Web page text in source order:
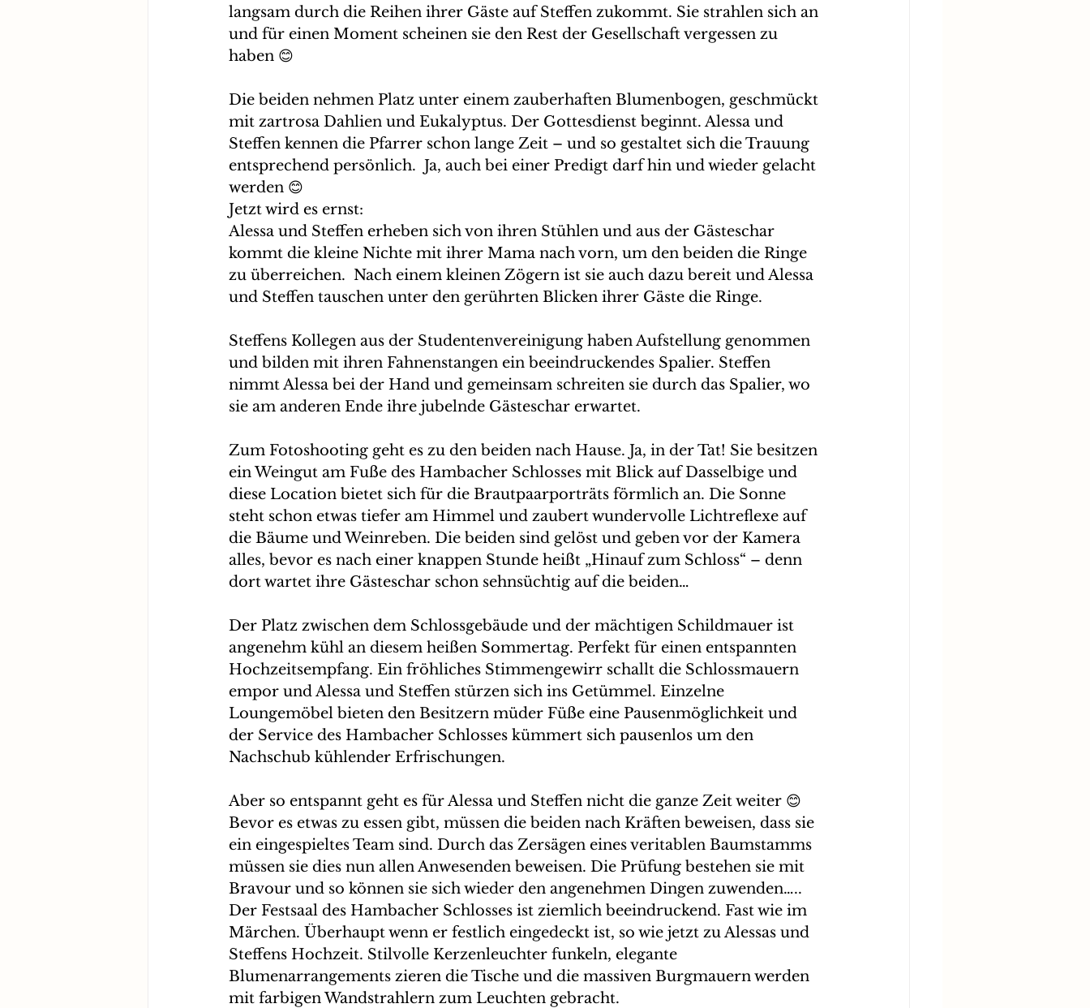
langsam durch die Reihen ihrer Gäste auf Steffen zukommt. Sie strahlen sich an
und für einen Moment scheinen sie den Rest der Gesellschaft vergessen zu
haben 😊
Die beiden nehmen Platz unter einem zauberhaften Blumenbogen, geschmückt
mit zartrosa Dahlien und Eukalyptus. Der Gottesdienst beginnt. Alessa und
Steffen kennen die Pfarrer schon lange Zeit – und so gestaltet sich die Trauung
entsprechend persönlich.  Ja, auch bei einer Predigt darf hin und wieder gelacht
werden 😊
Jetzt wird es ernst:
Alessa und Steffen erheben sich von ihren Stühlen und aus der Gästeschar
kommt die kleine Nichte mit ihrer Mama nach vorn, um den beiden die Ringe
zu überreichen.  Nach einem kleinen Zögern ist sie auch dazu bereit und Alessa
und Steffen tauschen unter den gerührten Blicken ihrer Gäste die Ringe.
Steffens Kollegen aus der Studentenvereinigung haben Aufstellung genommen
und bilden mit ihren Fahnenstangen ein beeindruckendes Spalier. Steffen
nimmt Alessa bei der Hand und gemeinsam schreiten sie durch das Spalier, wo
sie am anderen Ende ihre jubelnde Gästeschar erwartet.
Zum Fotoshooting geht es zu den beiden nach Hause. Ja, in der Tat! Sie besitzen
ein Weingut am Fuße des Hambacher Schlosses mit Blick auf Dasselbige und
diese Location bietet sich für die Brautpaarporträts förmlich an. Die Sonne
steht schon etwas tiefer am Himmel und zaubert wundervolle Lichtreflexe auf
die Bäume und Weinreben. Die beiden sind gelöst und geben vor der Kamera
alles, bevor es nach einer knappen Stunde heißt „Hinauf zum Schloss“ – denn
dort wartet ihre Gästeschar schon sehnsüchtig auf die beiden…
Der Platz zwischen dem Schlossgebäude und der mächtigen Schildmauer ist
angenehm kühl an diesem heißen Sommertag. Perfekt für einen entspannten
Hochzeitsempfang. Ein fröhliches Stimmengewirr schallt die Schlossmauern
empor und Alessa und Steffen stürzen sich ins Getümmel. Einzelne
Loungemöbel bieten den Besitzern müder Füße eine Pausenmöglichkeit und
der Service des Hambacher Schlosses kümmert sich pausenlos um den
Nachschub kühlender Erfrischungen.
Aber so entspannt geht es für Alessa und Steffen nicht die ganze Zeit weiter 😊
Bevor es etwas zu essen gibt, müssen die beiden nach Kräften beweisen, dass sie
ein eingespieltes Team sind. Durch das Zersägen eines veritablen Baumstamms
müssen sie dies nun allen Anwesenden beweisen. Die Prüfung bestehen sie mit
Bravour und so können sie sich wieder den angenehmen Dingen zuwenden…..
Der Festsaal des Hambacher Schlosses ist ziemlich beeindruckend. Fast wie im
Märchen. Überhaupt wenn er festlich eingedeckt ist, so wie jetzt zu Alessas und
Steffens Hochzeit. Stilvolle Kerzenleuchter funkeln, elegante
Blumenarrangements zieren die Tische und die massiven Burgmauern werden
mit farbigen Wandstrahlern zum Leuchten gebracht.